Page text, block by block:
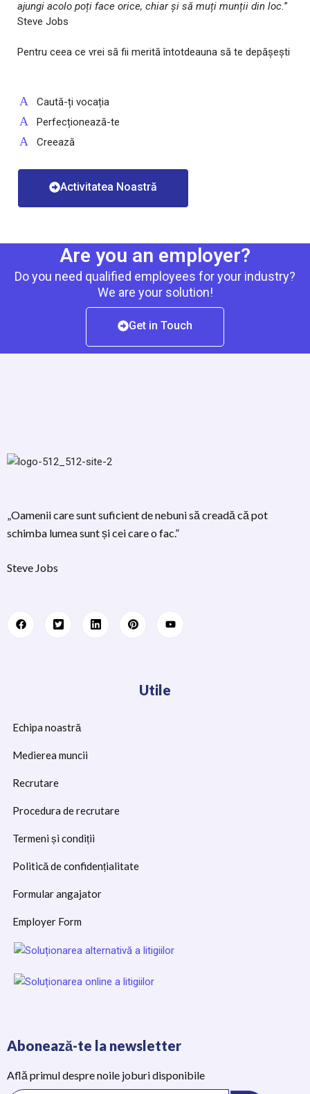
ajungi acolo poți face orice, chiar și să muți munții din loc. ”
Steve Jobs
Pentru ceea ce vrei să fii merită întotdeauna să te depășești
Caută-ți vocația
Perfecționează-te
Creează
Activitatea Noastră
Are you an employer?
Do you need qualified employees for your industry?
We are your solution!
Get in Touch
„Oamenii care sunt suficient de nebuni să creadă că pot
schimba lumea sunt și cei care o fac.”
Steve Jobs
Utile
Echipa noastră
Medierea muncii
Recrutare
Procedura de recrutare
Termeni și condiții
Politică de confidențialitate
Formular angajator
Employer Form
Abonează-te la newsletter
Află primul despre noile joburi disponibile